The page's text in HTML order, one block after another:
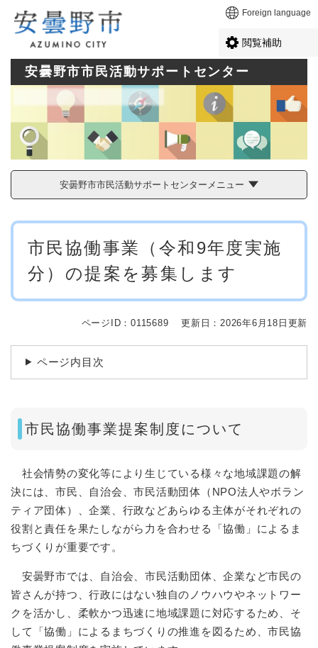
メニューを飛ばして本文へ Foreign language
閲覧補助
安曇野市市民活動サポートセンター
安曇野市市民活動サポートセンターメニュー
本
市民協働事業（令和9年度実施
分）の提案を募集します
ページID：0115689 更新日：2026年6月18日更新
ページ内目次
市民協働事業提案制度について
社会情勢の変化等により生じている様々な地域課題の解
決には、市民、自治会、市民活動団体（NPO法人やボラン
ティア団体）、企業、行政などあらゆる主体がそれぞれの
役割と責任を果たしながら力を合わせる「協働」によるま
ちづくりが重要です。
安曇野市では、自治会、市民活動団体、企業など市民の
皆さんが持つ、行政にはない独自のノウハウやネットワー
クを活かし、柔軟かつ迅速に地域課題に対応するため、そ
して「協働」によるまちづくりの推進を図るため、市民協